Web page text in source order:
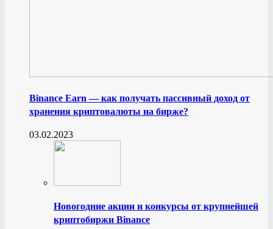
Binance Earn — как получать пассивный доход от
хранения криптовалюты на бирже?
03.02.2023
Новогодние акции и конкурсы от крупнейшей
криптобиржи Binance